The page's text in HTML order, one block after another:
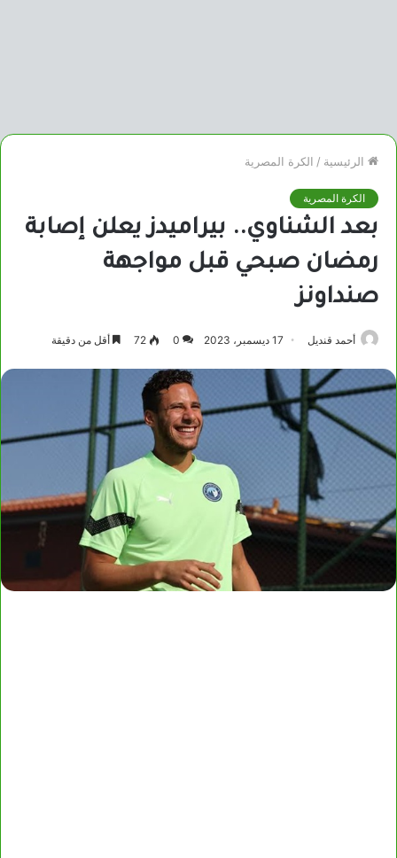
الرئيسية / الكرة المصرية
الكرة المصرية
بعد الشناوي.. بيراميدز يعلن إصابة
رمضان صبحي قبل مواجهة
صنداونز
أحمد قنديل 17 ديسمبر، 2023 0
72 أقل من دقيقة